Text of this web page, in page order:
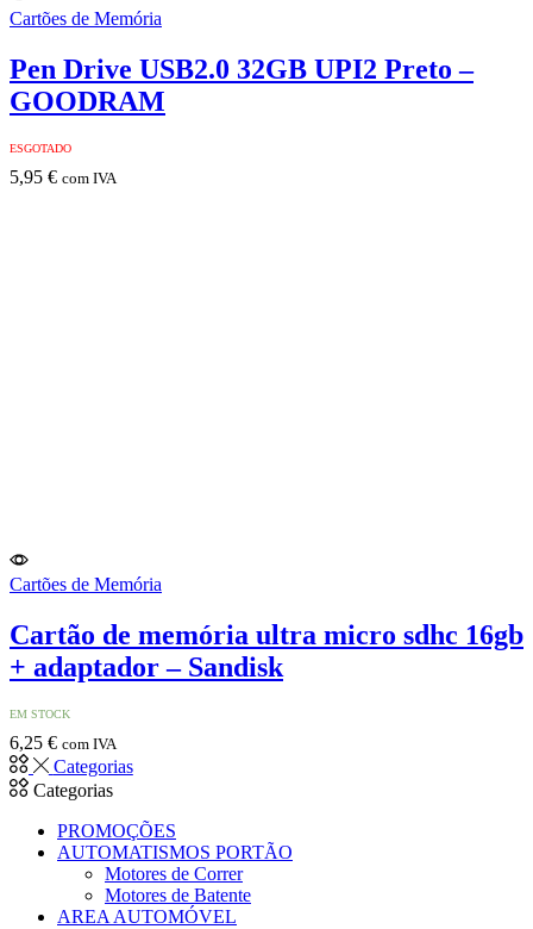
Cartões de Memória
Pen Drive USB2.0 32GB UPI2 Preto –
GOODRAM
ESGOTADO
5,95 € com IVA
Cartões de Memória
Cartão de memória ultra micro sdhc 16gb
+ adaptador – Sandisk
EM STOCK
6,25 € com IVA
Categorias
Categorias
PROMOÇÕES
AUTOMATISMOS PORTÃO
Motores de Correr
Motores de Batente
AREA AUTOMÓVEL